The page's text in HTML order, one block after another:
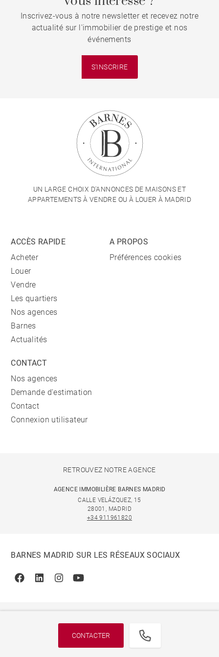
En résumé, une résidence idéale pour ceux qui
recherchent une résidence privée avec des prestations
de qualité et de généreux espaces extérieurs. Une
opportunité exceptionnelle de profiter d'un cadre de
vie paisible à seulement 20 minutes du centre de
Visitez ce bien avec Barnes International, leader
européen de l'immobilier résidentiel de luxe.
CONTACTER
Inscrivez-vous à notre newsletter et recevez notre
actualité sur l'immobilier de prestige et nos
événements
S'INSCRIRE
UN LARGE CHOIX D'ANNONCES DE MAISONS ET
APPARTEMENTS À VENDRE OU À LOUER À MADRID
ACCÈS RAPIDE
Acheter
Louer
Vendre
Les quartiers
Nos agences
Barnes
Actualités
A PROPOS
Préférences cookies
CONTACT
Nos agences
Demande d'estimation
Contact
Connexion utilisateur
RETROUVEZ NOTRE AGENCE
AGENCE IMMOBILIÈRE BARNES MADRID
CALLE VELÁZQUEZ, 15
28001, MADRID
+34 911961820
BARNES MADRID SUR LES RÉSEAUX SOCIAUX
FacebookLinkedinInstagramYoutube
© 2026 BARNES, INTERNATIONAL REALTY - BARNES
INTERNATIONAL